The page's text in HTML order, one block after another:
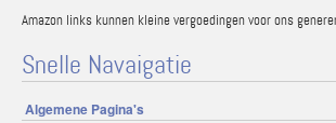
Amazon links kunnen kleine vergoedingen voor ons
Snelle Navaigatie
Algemene Pagina's